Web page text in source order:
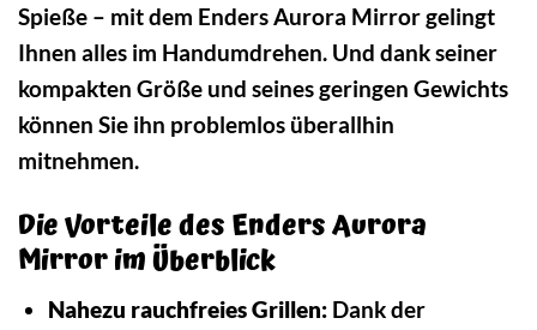
Spieße – mit dem Enders Aurora Mirror gelingt
Ihnen alles im Handumdrehen. Und dank seiner
kompakten Größe und seines geringen Gewichts
können Sie ihn problemlos überallhin
mitnehmen.
Die Vorteile des Enders Aurora
Mirror im Überblick
Nahezu rauchfreies Grillen:Dank der